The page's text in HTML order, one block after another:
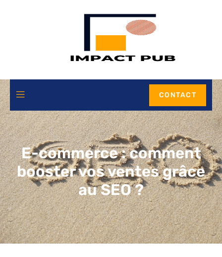
CONTACT
E-commerce : comment
booster vos ventes grâce
au SEO ?